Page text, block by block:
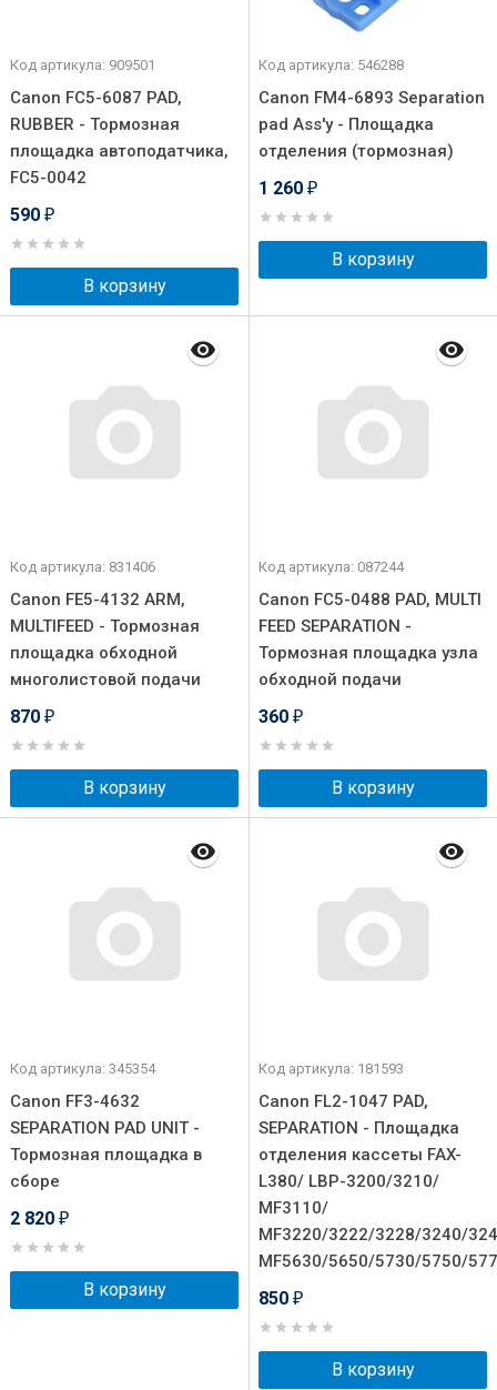
Код артикула: 909501
Canon FC5-6087 PAD,
RUBBER - Тормозная
площадка автоподатчика,
FC5-0042
590 ₽
В корзину
Код артикула: 546288
Canon FM4-6893 Separation
pad Ass'y - Площадка
отделения (тормозная)
1 260 ₽
В корзину
Код артикула: 831406
Canon FE5-4132 ARM,
MULTIFEED - Тормозная
площадка обходной
многолистовой подачи
870 ₽
В корзину
Код артикула: 087244
Canon FC5-0488 PAD, MULTI
FEED SEPARATION -
Тормозная площадка узла
обходной подачи
360 ₽
В корзину
Код артикула: 345354
Canon FF3-4632
SEPARATION PAD UNIT -
Тормозная площадка в
сборе
2 820 ₽
В корзину
Код артикула: 181593
Canon FL2-1047 PAD,
SEPARATION - Площадка
отделения кассеты FAX-
L380/ LBP-3200/3210/
MF3110/
MF3220/3222/3228/3240/
MF5630/5650/5730/5750/
850 ₽
В корзину